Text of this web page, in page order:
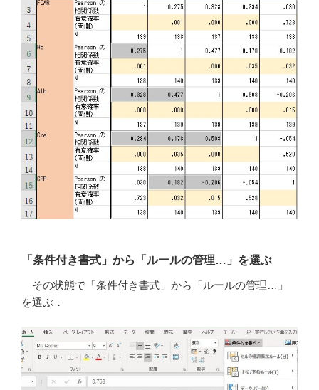
「条件付き書式」から「ルールの管理…」を選ぶ
その状態で「条件付き書式」から「ルールの管理…」
を選ぶ．